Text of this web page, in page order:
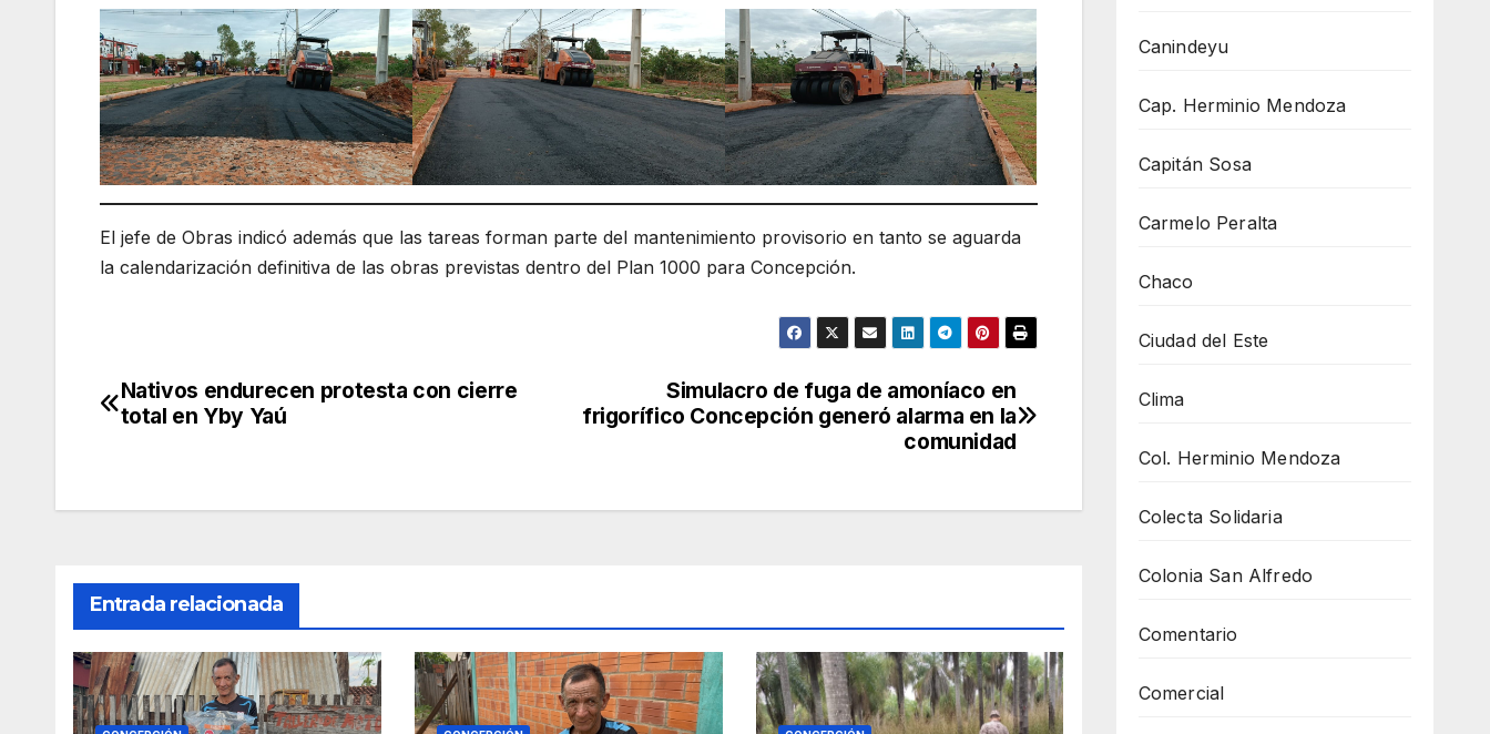
El jefe de Obras indicó además que las tareas forman parte del mantenimiento provisorio en tanto se aguarda
la calendarización definitiva de las obras previstas dentro del Plan 1000 para Concepción.
Navegación
Simulacro de fuga de amoníaco en
frigorífico Concepción generó alarma en la
comunidad
Nativos endurecen protesta con cierre
total en Yby Yaú
Entrada relacionada
Canindeyu
Cap. Herminio Mendoza
Capitán Sosa
Carmelo Peralta
Chaco
Ciudad del Este
Clima
Col. Herminio Mendoza
Colecta Solidaria
Colonia San Alfredo
Comentario
Comercial